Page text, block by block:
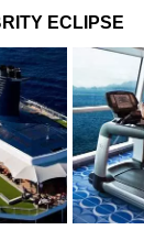
ECLIPSE